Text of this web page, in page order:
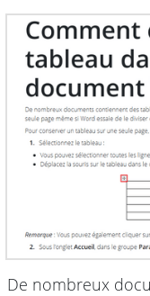
De nombreux